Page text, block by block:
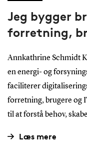
Jeg bygger
forretning,
Annkathrine Schmidt
en energi- og
faciliterer
forretning, brugere og
til at forstå behov,
Læs mere